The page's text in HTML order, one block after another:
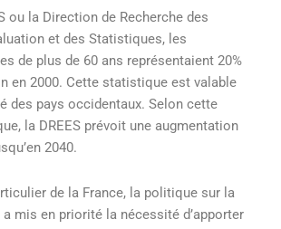
ou la Direction de Recherche des
et des Statistiques, les
de plus de 60 ans représentaient 20%
en 2000. Cette statistique est valable
des pays occidentaux. Selon cette
la DREES prévoit une augmentation
2040.
de la France, la politique sur la
mis en priorité la nécessité d’apporter